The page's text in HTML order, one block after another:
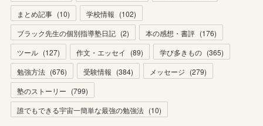
まとめ記事 (10) 学校情報 (102)
ブラック先生の個別指導塾日記 (2) 本の感想・書評 (176)
ツール (127) 作文・エッセイ (89) 学び多きもの (365)
勉強方法 (676) 受験情報 (384) メッセージ (279)
塾のストーリー (799)
誰でもできる宇宙一簡単な最強の勉強法 (10)